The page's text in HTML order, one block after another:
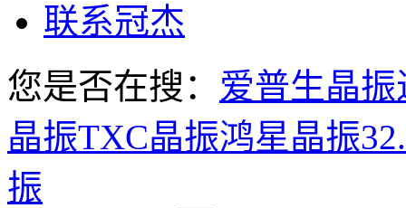
联系冠杰
您是否在搜： 爱普生晶振
晶振TXC晶振鸿星晶振
振